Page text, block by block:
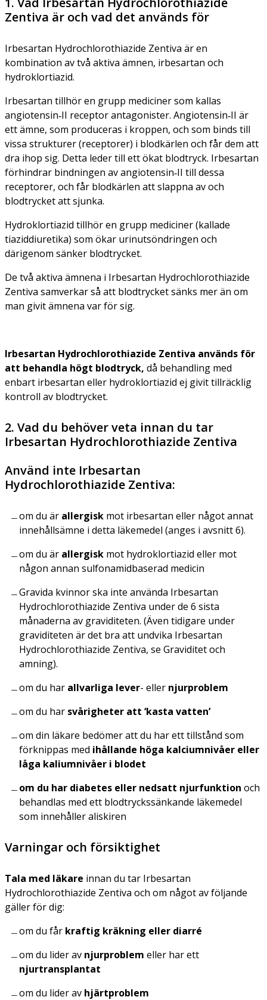
Zentiva är och vad det används för
Irbesartan Hydrochlorothiazide Zentiva är en
kombination av två aktiva ämnen, irbesartan och
hydroklortiazid.
Irbesartan tillhör en grupp mediciner som kallas
angiotensin‑II receptor antagonister. Angiotensin‑II är
ett ämne, som produceras i kroppen, och som binds till
vissa strukturer (receptorer) i blodkärlen och får dem att
dra ihop sig. Detta leder till ett ökat blodtryck. Irbesartan
förhindrar bindningen av angiotensin‑II till dessa
receptorer, och får blodkärlen att slappna av och
blodtrycket att sjunka.
Hydroklortiazid tillhör en grupp mediciner (kallade
tiaziddiuretika) som ökar urinutsöndringen och
därigenom sänker blodtrycket.
De två aktiva ämnena i Irbesartan Hydrochlorothiazide
Zentiva samverkar så att blodtrycket sänks mer än om
man givit ämnena var för sig.
Irbesartan Hydrochlorothiazide Zentiva används för
att behandla högt blodtryck, då behandling med
enbart irbesartan eller hydroklortiazid ej givit tillräcklig
kontroll av blodtrycket.
2. Vad du behöver veta innan du tar
Irbesartan Hydrochlorothiazide Zentiva
Använd inte Irbesartan
Hydrochlorothiazide Zentiva:
om du är allergisk mot irbesartan eller något annat
innehållsämne i detta läkemedel (anges i avsnitt 6).
om du är allergisk mot hydroklortiazid eller mot
någon annan sulfonamidbaserad medicin
Gravida kvinnor ska inte använda Irbesartan
Hydrochlorothiazide Zentiva under de 6 sista
månaderna av graviditeten. (Även tidigare under
graviditeten är det bra att undvika Irbesartan
Hydrochlorothiazide Zentiva, se Graviditet och
amning).
om du har allvarliga lever- eller njurproblem
om du har svårigheter att ‘kasta vatten’
om din läkare bedömer att du har ett tillstånd som
förknippas med ihållande höga kalciumnivåer eller
låga kaliumnivåer i blodet
om du har diabetes eller nedsatt njurfunktion och
behandlas med ett blodtryckssänkande läkemedel
som innehåller aliskiren
Varningar och försiktighet
Tala med läkare innan du tar Irbesartan
Hydrochlorothiazide Zentiva och om något av följande
gäller för dig:
om du får kraftig kräkning eller diarré
om du lider av njurproblem eller har ett
njurtransplantat
om du lider av hjärtproblem